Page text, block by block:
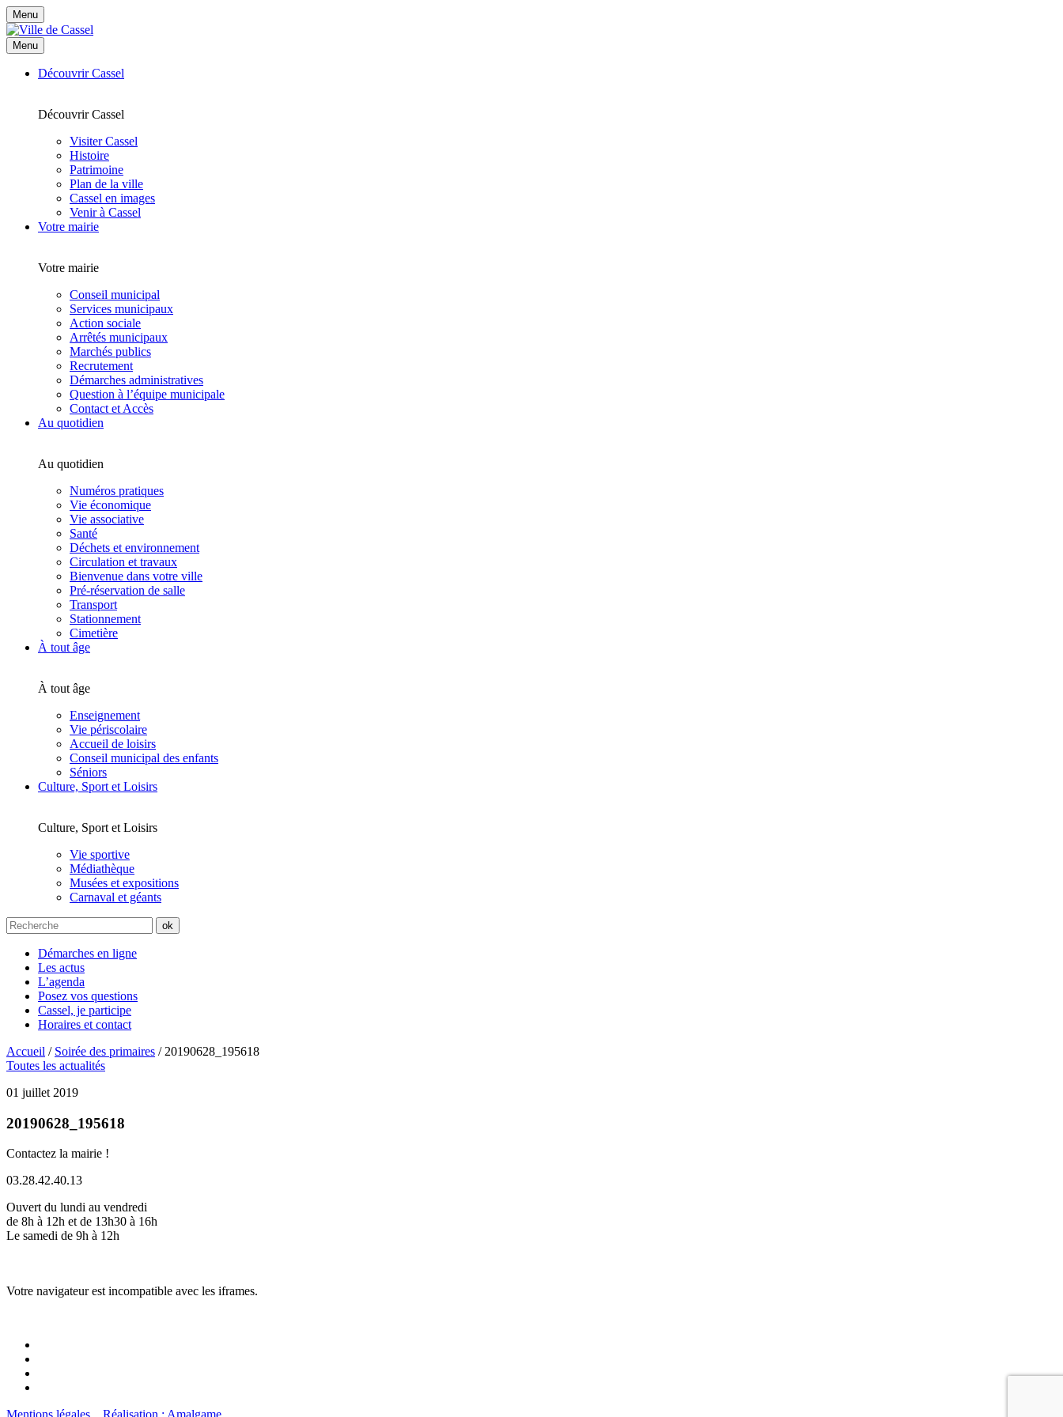
Menu
Menu
Découvrir Cassel
Découvrir Cassel
Visiter Cassel
Histoire
Patrimoine
Plan de la ville
Cassel en images
Venir à Cassel
Votre mairie
Votre mairie
Conseil municipal
Services municipaux
Action sociale
Arrêtés municipaux
Marchés publics
Recrutement
Démarches administratives
Question à l’équipe municipale
Contact et Accès
Au quotidien
Au quotidien
Numéros pratiques
Vie économique
Vie associative
Santé
Déchets et environnement
Circulation et travaux
Bienvenue dans votre ville
Pré-réservation de salle
Transport
Stationnement
Cimetière
À tout âge
À tout âge
Enseignement
Vie périscolaire
Accueil de loisirs
Conseil municipal des enfants
Séniors
Culture, Sport et Loisirs
Culture, Sport et Loisirs
Vie sportive
Médiathèque
Musées et expositions
Carnaval et géants
Démarches en ligne
Les actus
L’agenda
Posez vos questions
Cassel, je participe
Horaires et contact
Accueil / Soirée des primaires / 20190628_195618
Toutes les actualités
01 juillet 2019
20190628_195618
Contactez la mairie !
03.28.42.40.13
Ouvert du lundi au vendredi
de 8h à 12h et de 13h30 à 16h
Le samedi de 9h à 12h
Votre navigateur est incompatible avec les iframes.